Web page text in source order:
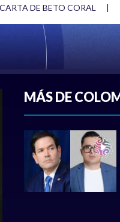
DE BETO CORAL |
MÁS DE